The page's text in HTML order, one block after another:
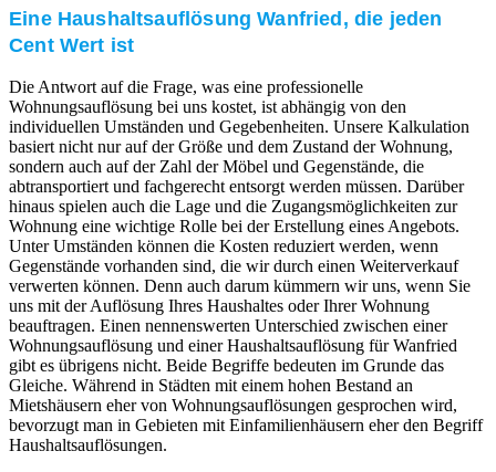
Eine Haushaltsauflösung Wanfried, die jeden
Cent Wert ist
Die Antwort auf die Frage, was eine professionelle
Wohnungsauflösung bei uns kostet, ist abhängig von den
individuellen Umständen und Gegebenheiten. Unsere Kalkulation
basiert nicht nur auf der Größe und dem Zustand der Wohnung,
sondern auch auf der Zahl der Möbel und Gegenstände, die
abtransportiert und fachgerecht entsorgt werden müssen. Darüber
hinaus spielen auch die Lage und die Zugangsmöglichkeiten zur
Wohnung eine wichtige Rolle bei der Erstellung eines Angebots.
Unter Umständen können die Kosten reduziert werden, wenn
Gegenstände vorhanden sind, die wir durch einen Weiterverkauf
verwerten können. Denn auch darum kümmern wir uns, wenn Sie
uns mit der Auflösung Ihres Haushaltes oder Ihrer Wohnung
beauftragen. Einen nennenswerten Unterschied zwischen einer
Wohnungsauflösung und einer Haushaltsauflösung für Wanfried
gibt es übrigens nicht. Beide Begriffe bedeuten im Grunde das
Gleiche. Während in Städten mit einem hohen Bestand an
Mietshäusern eher von Wohnungsauflösungen gesprochen wird,
bevorzugt man in Gebieten mit Einfamilienhäusern eher den Begriff
Haushaltsauflösungen.